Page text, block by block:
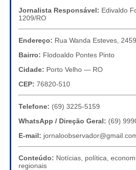
Jornalista Responsável: Edivaldo
1209/RO
Endereço: Rua Wanda Esteves, 2459
Bairro: Flodoaldo Pontes Pinto
Cidade: Porto Velho — RO
CEP: 76820-510
Telefone: (69) 3225-5159
WhatsApp / Direção Geral: (69)
E-mail:
Conteúdo: Notícias, política,
regionais